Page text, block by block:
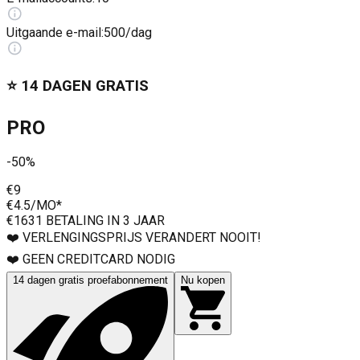
Uitgaande e-mail:500/dag
⭐️ 14 DAGEN GRATIS
PRO
-50%
€9
€4.5/MO*
€1631 BETALING IN 3 JAAR
❤️ VERLENGINGSPRIJS VERANDERT NOOIT!
❤️ GEEN CREDITCARD NODIG
14 dagen gratis proefabonnement Nu kopen